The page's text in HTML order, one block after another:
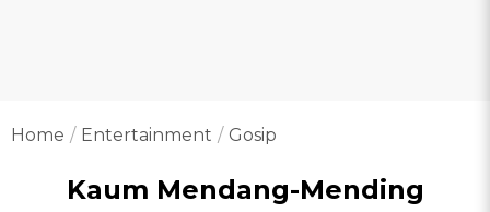
Home Entertainment Gosip
Kaum Mendang-Mending